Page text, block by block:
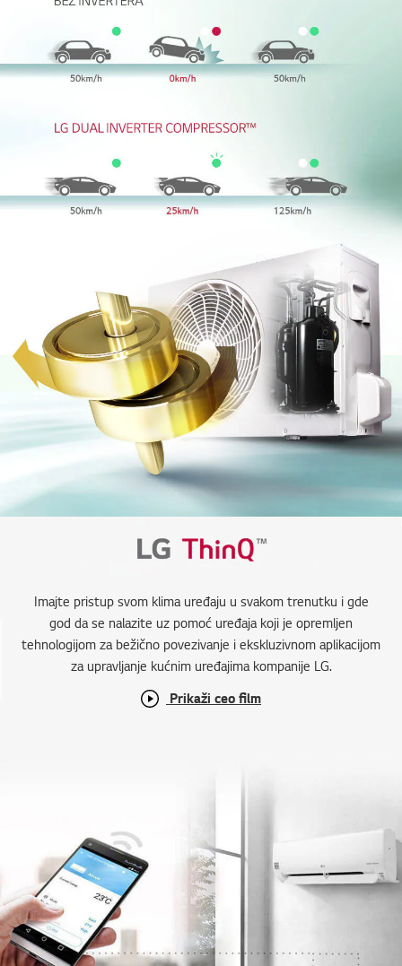
Imajte pristup svom klima uređaju u svakom trenutku i gde
god da se nalazite uz pomoć uređaja koji je opremljen
tehnologijom za bežično povezivanje i ekskluzivnom aplikacijom
za upravljanje kućnim uređajima kompanije LG.
Prikaži ceo film